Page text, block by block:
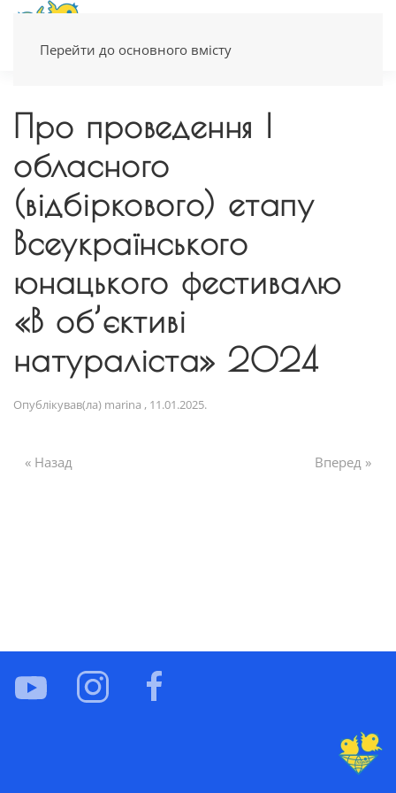
Перейти до основного вмісту
Про проведення І
обласного
(відбіркового) етапу
Всеукраїнського
юнацького фестивалю
«В об’єктиві
натураліста» 2024
Опублікував(ла) marina , 11.01.2025.
« Назад Вперед »